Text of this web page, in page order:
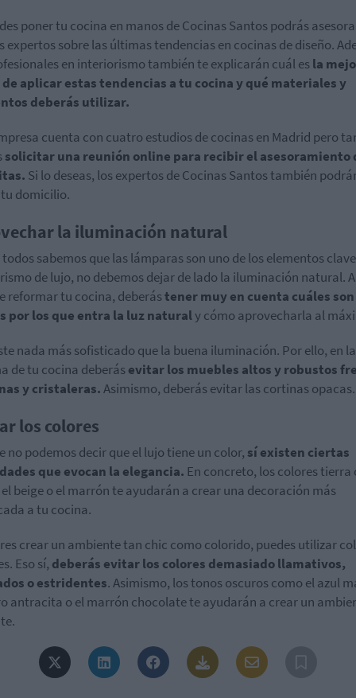
poner tu cocina en manos de Cocinas Santos podrás
expertos sobre las últimas tendencias en cocinas de diseño.
en interiorismo también te explicarán cuál esla
aplicar estas tendencias a tu cocina y qué materiales y
deberás utilizar.
cuenta con cuatro estudios de cocinas en Madrid pero
solicitar una reunión online para recibir el asesoramiento
Si lo deseas, los expertos de Cocinas Santos también
domicilio.
la iluminación natural
todos sabemos que las lámparas son uno de los elementos
de lujo, no debemos dejar de lado la iluminación natural.
reformar tu cocina, deberástener muy en cuenta cuáles
por los que entra la luz naturaly cómo aprovecharla al
nada más sofisticado que la buena iluminación. Por ello, en la
de tu cocina deberásevitar los muebles altos y robustos
y cristaleras.Asimismo, deberás evitar las cortinas opacas.
los colores
no podemos decir que el lujo tiene un color, sí existen ciertas
que evocan la elegancia. En concreto, los colores tierra
beige o el marrón te ayudarán a crear una decoración más
a tu cocina.
crear un ambiente tan chic como colorido, puedes utilizar
Eso sí, deberás evitar los colores demasiado llamativos,
o estridentes. Asimismo, los tonos oscuros como el azul
antracita o el marrón chocolate te ayudarán a crear un